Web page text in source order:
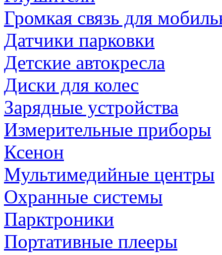
Громкая связь для
Датчики парковки
Детские автокресла
Диски для колес
Зарядные устройства
Измерительные приборы
Ксенон
Мультимедийные центры
Охранные системы
Парктроники
Портативные плееры